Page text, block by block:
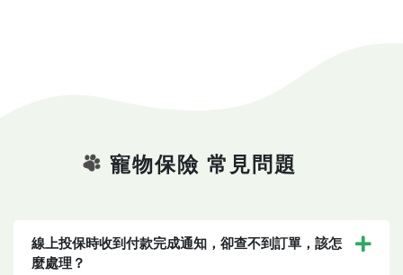
寵物保險 常見問題
線上投保時收到付款完成通知，卻查不到訂單，該怎
麼處理？